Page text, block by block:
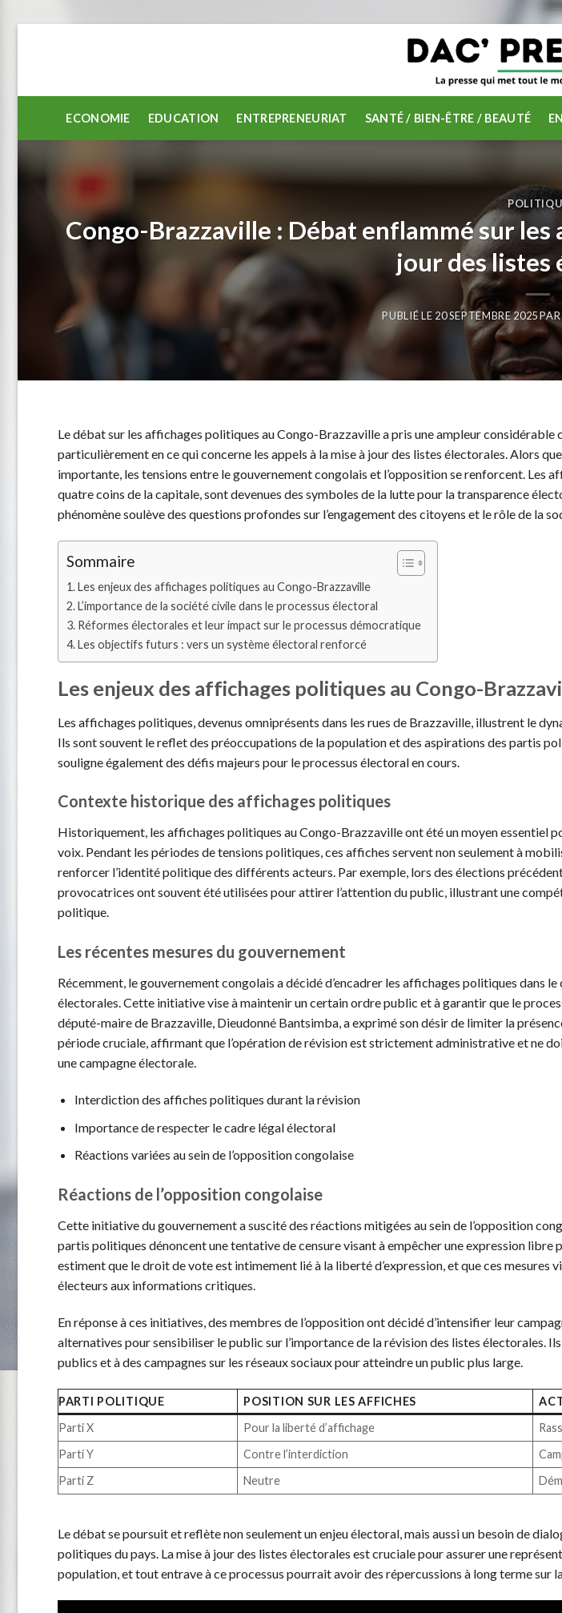
ECONOMIE EDUCATION ENTREPRENEURIAT SANTÉ / BIEN-ÊTRE / BEAUTÉ
Congo-Brazzaville : Débat enflammé sur
jour des listes
PUBLIÉ LE 20 SEPTEMBRE 2025
Le débat sur les affichages politiques au Congo-Brazzaville a pris une ampleur considérable
particulièrement en ce qui concerne les appels à la mise à jour des listes électorales. Alors
importante, les tensions entre le gouvernement congolais et l’opposition se renforcent. Les
quatre coins de la capitale, sont devenues des symboles de la lutte pour la transparence
phénomène soulève des questions profondes sur l’engagement des citoyens et le rôle de la
Sommaire
Les enjeux des affichages politiques au Congo-Brazzaville
L’importance de la société civile dans le processus électoral
Réformes électorales et leur impact sur le processus démocratique
Les objectifs futurs : vers un système électoral renforcé
Les enjeux des affichages politiques au Congo-
Les affichages politiques, devenus omniprésents dans les rues de Brazzaville, illustrent le
Ils sont souvent le reflet des préoccupations de la population et des aspirations des partis
souligne également des défis majeurs pour le processus électoral en cours.
Contexte historique des affichages politiques
Historiquement, les affichages politiques au Congo-Brazzaville ont été un moyen essentiel
voix. Pendant les périodes de tensions politiques, ces affiches servent non seulement à
renforcer l’identité politique des différents acteurs. Par exemple, lors des élections
provocatrices ont souvent été utilisées pour attirer l’attention du public, illustrant une
politique.
Les récentes mesures du gouvernement
Récemment, le gouvernement congolais a décidé d’encadrer les affichages politiques dans
électorales. Cette initiative vise à maintenir un certain ordre public et à garantir que le
député-maire de Brazzaville, Dieudonné Bantsimba, a exprimé son désir de limiter la
période cruciale, affirmant que l’opération de révision est strictement administrative et ne
une campagne électorale.
Interdiction des affiches politiques durant la révision
Importance de respecter le cadre légal électoral
Réactions variées au sein de l’opposition congolaise
Réactions de l’opposition congolaise
Cette initiative du gouvernement a suscité des réactions mitigées au sein de l’opposition
partis politiques dénoncent une tentative de censure visant à empêcher une expression libre
estiment que le droit de vote est intimement lié à la liberté d’expression, et que ces mesures
électeurs aux informations critiques.
En réponse à ces initiatives, des membres de l’opposition ont décidé d’intensifier leur
alternatives pour sensibiliser le public sur l’importance de la révision des listes électorales.
publics et à des campagnes sur les réseaux sociaux pour atteindre un public plus large.
PARTI POLITIQUE POSITION SUR LES AFFICHES
Parti X
Pour la liberté d’affichage
Parti Y
Contre l’interdiction
Parti Z
Neutre
Le débat se poursuit et reflète non seulement un enjeu électoral, mais aussi un besoin de
politiques du pays. La mise à jour des listes électorales est cruciale pour assurer une
population, et tout entrave à ce processus pourrait avoir des répercussions à long terme sur